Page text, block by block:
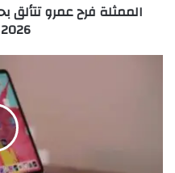
2026 بالرياض